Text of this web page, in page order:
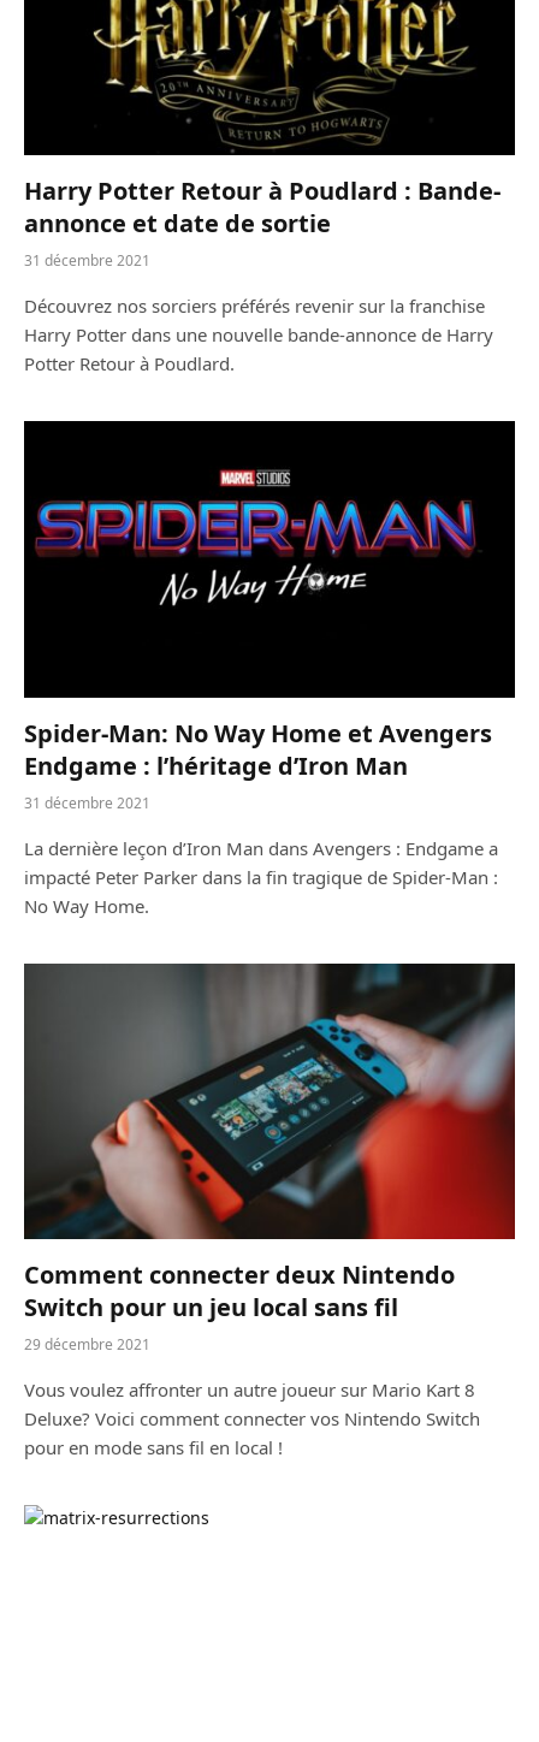
Harry Potter Retour à Poudlard : Bande-
annonce et date de sortie
31 décembre 2021
Découvrez nos sorciers préférés revenir sur la franchise
Harry Potter dans une nouvelle bande-annonce de Harry
Potter Retour à Poudlard.
Spider-Man: No Way Home et Avengers
Endgame : l’héritage d’Iron Man
31 décembre 2021
La dernière leçon d’Iron Man dans Avengers : Endgame a
impacté Peter Parker dans la fin tragique de Spider-Man :
No Way Home.
Comment connecter deux Nintendo
Switch pour un jeu local sans fil
29 décembre 2021
Vous voulez affronter un autre joueur sur Mario Kart 8
Deluxe? Voici comment connecter vos Nintendo Switch
pour en mode sans fil en local !